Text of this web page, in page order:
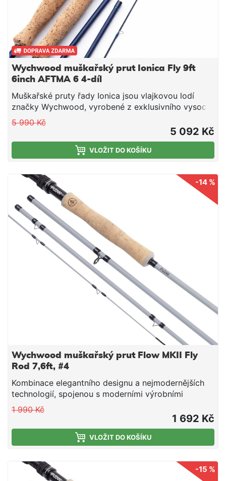
Wychwood muškařský prut Ionica Fly 9ft
6inch AFTMA 6 4-díl
Muškařské pruty řady Ionica jsou vlajkovou lodí
značky Wychwood, vyrobené z exklusivního vysoce
modulovaného kvalitního uhlíku s přidáním
pryskyřice nejnovější technologií pro zaručení
bezkonkurenčního výkonu při středně rychlé akci.
5 990 Kč
5 092 Kč
VLOŽIT DO KOŠÍKU
-14 %
Wychwood muškařský prut Flow MKII Fly
Rod 7,6ft, #4
Kombinace elegantního designu a nejmodernějších
technologií, spojenou s moderními výrobními
postupy, je tato nová řada prutů FLOW navržena tak,
aby splňovala na maximum potřeby moderního
rybáře.
1 990 Kč
1 692 Kč
VLOŽIT DO KOŠÍKU
-15 %